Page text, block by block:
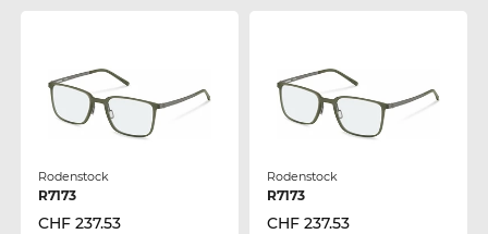
Rodenstock
R7173
CHF 237.53
Rodenstock
R7173
CHF 237.53